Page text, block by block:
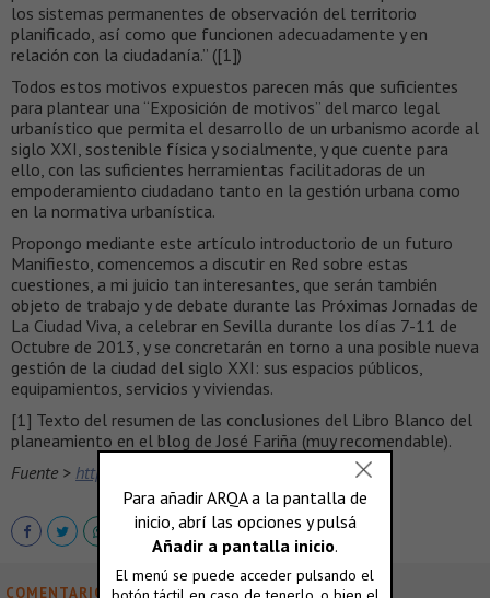
los sistemas permanentes de observación del territorio
planificado, así como que funcionen adecuadamente y en
relación con la ciudadanía.” ([1])
Todos estos motivos expuestos parecen más que suficientes
para plantear una “Exposición de motivos” del marco legal
urbanístico que permita el desarrollo de un urbanismo acorde al
siglo XXI, sostenible física y socialmente, y que cuente para
ello, con las suficientes herramientas facilitadoras de un
empoderamiento ciudadano tanto en la gestión urbana como
en la normativa urbanística.
Propongo mediante este artículo introductorio de un futuro
Manifiesto, comencemos a discutir en Red sobre estas
cuestiones, a mi juicio tan interesantes, que serán también
objeto de trabajo y de debate durante las Próximas Jornadas de
La Ciudad Viva, a celebrar en Sevilla durante los días 7-11 de
Octubre de 2013, y se concretarán en torno a una posible nueva
gestión de la ciudad del siglo XXI: sus espacios públicos,
equipamientos, servicios y viviendas.
[1] Texto del resumen de las conclusiones del Libro Blanco del
planeamiento en el blog de José Fariña (muy recomendable).
Fuente > http://www.laciudadviva.org/blogs/?p=18053
COMENTARIOS